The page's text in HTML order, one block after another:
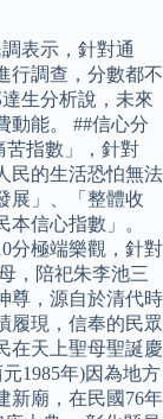
表示，針對通
行調查，分數都不
生分析說，未來
動能。 ##信心分
苦指數」，針對
民的生活恐怕無法
展」、「整體收
信心指數」。
分極端樂觀，針對
，陪祀朱李池三
尊，源自於清代時
履現，信奉的民眾
在天上聖母聖誕慶
1985年)因為地方
新廟，在民國76年